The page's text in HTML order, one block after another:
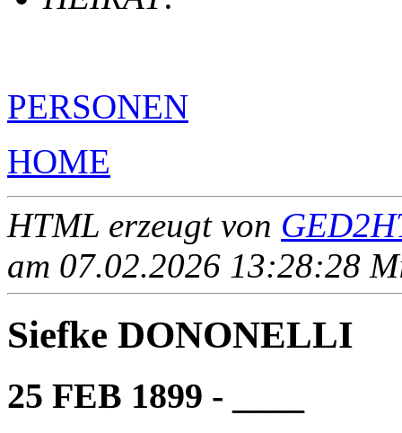
PERSONEN
HOME
HTML erzeugt von
am 07.02.2026 13:28:28
Siefke DONONELLI
25 FEB 1899 - ____